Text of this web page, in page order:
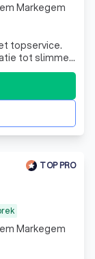
topservice.
tot slimme
kwalitatief en
Markegem
TOP PRO
Markegem